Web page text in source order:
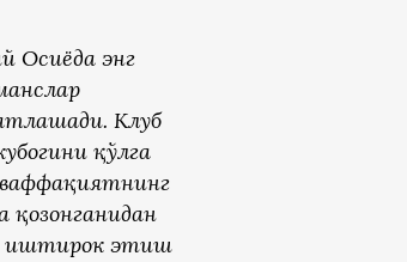
Осиёда энг
Клуб
қўлга
қозонганидан
иштирок этиш